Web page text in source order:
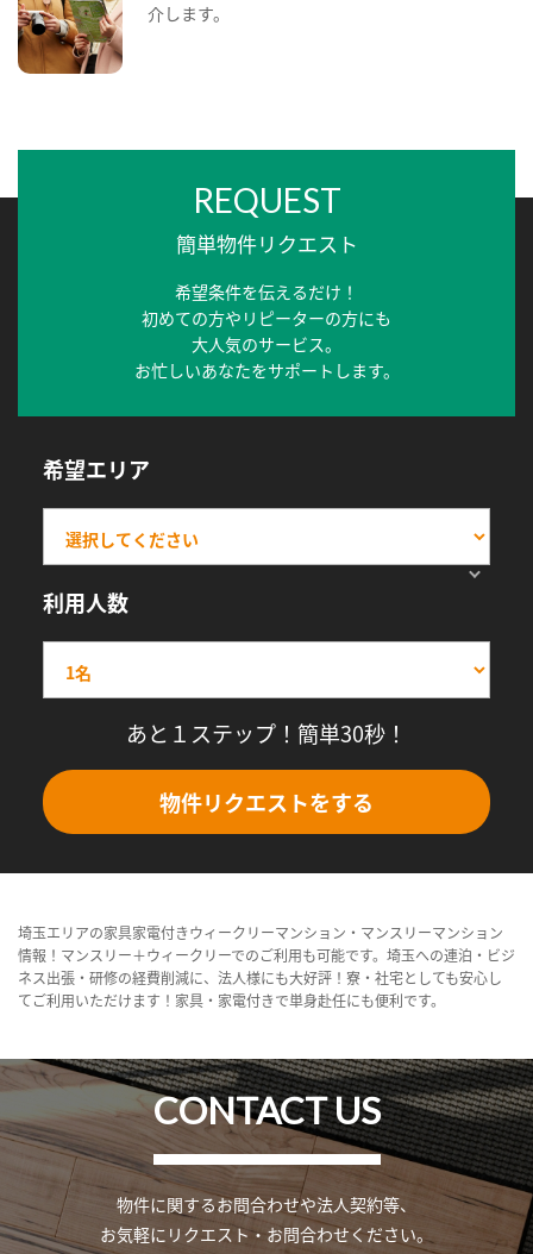
介します。
REQUEST
簡単物件リクエスト
希望条件を伝えるだけ！
初めての方やリピーターの方にも
大人気のサービス。
お忙しいあなたをサポートします。
希望エリア
利用人数
あと１ステップ！簡単30秒！
物件リクエストをする
埼玉エリアの家具家電付きウィークリーマンション・マンスリーマンション
情報！マンスリー＋ウィークリーでのご利用も可能です。埼玉への連泊・ビジ
ネス出張・研修の経費削減に、法人様にも大好評！寮・社宅としても安心し
てご利用いただけます！家具・家電付きで単身赴任にも便利です。
CONTACT US
物件に関するお問合わせや法人契約等、
お気軽にリクエスト・お問合わせください。